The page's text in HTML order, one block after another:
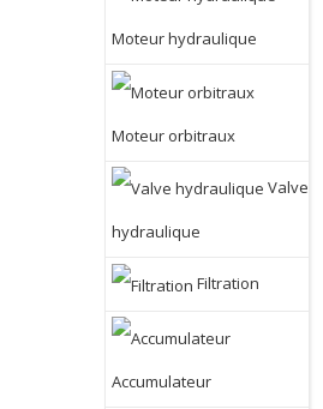
Moteur hydraulique
Moteur orbitraux
Valve
hydraulique
Filtration
Accumulateur